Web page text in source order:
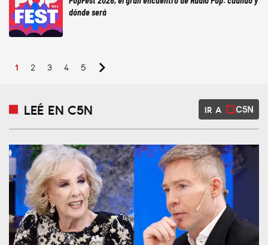
dónde será
1 2 3 4 5
LEÉ EN C5N IR A